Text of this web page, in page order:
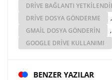
DRIVE BAĞLANTI
DRIVE DOSYA GÖNDERME ,
GMAIL DOSYA GÖNDERIN ,
GOOGLE DRIVE KULLANIMI
BENZER YAZILAR